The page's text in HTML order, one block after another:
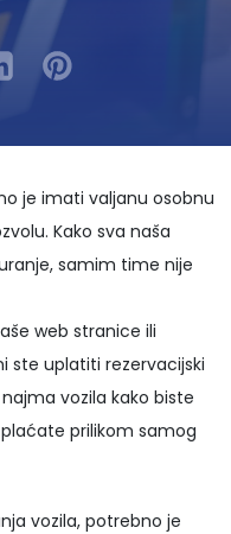
je imati valjanu osobnu
Kako sva naša
samim time nije
web stranice ili
ste uplatiti rezervacijski
vozila kako biste
prilikom samog
vozila, potrebno je